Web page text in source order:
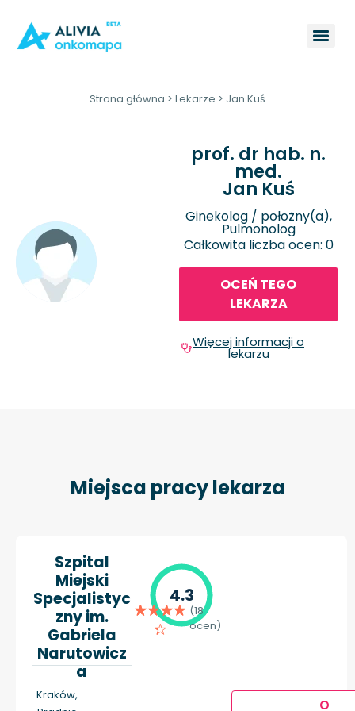
Strona główna > Lekarze > Jan Kuś
prof. dr hab. n.
med.
Jan Kuś
Ginekolog / położny(a),
Pulmonolog
Całkowita liczba ocen: 0
OCEŃ TEGO
LEKARZA
Więcej informacji o
lekarzu
Miejsca pracy lekarza
Szpital
Miejski
Specjalistyc
zny im.
Gabriela
Narutowicz
a
Kraków,
4.3
(18
ocen)
O